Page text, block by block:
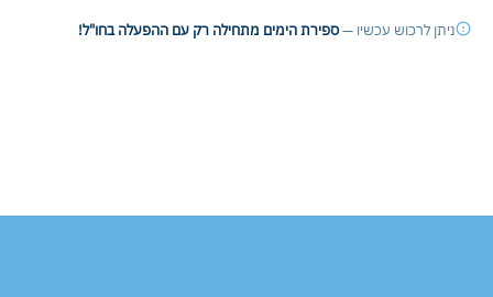
ניתן לרכוש עכשיו —ספירת הימים מתחילה רק עם ההפעלה בחו"ל!